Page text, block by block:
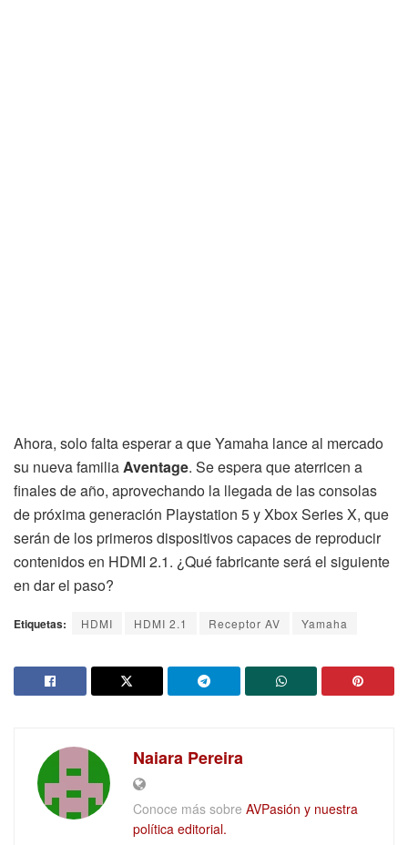
Ahora, solo falta esperar a que Yamaha lance al mercado
su nueva familiaAventage. Se espera que aterricen a
finales de año, aprovechando la llegada de las consolas
de próxima generación Playstation 5 y Xbox Series X, que
serán de los primeros dispositivos capaces de reproducir
contenidos en HDMI 2.1. ¿Qué fabricante será el siguiente
en dar el paso?
Etiquetas: HDMI HDMI 2.1 Receptor AV Yamaha
Naiara Pereira
Conoce más sobre AVPasión y nuestra
política editorial.